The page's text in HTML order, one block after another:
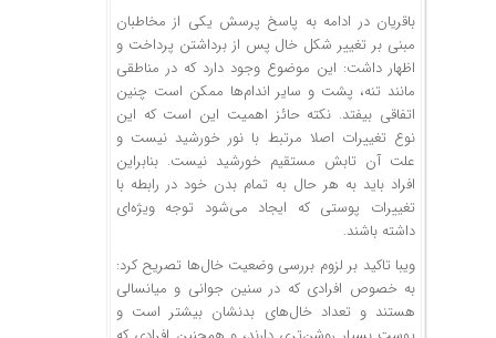
باقریان در ادامه به پاسخ پرسش یکی از مخاطبان
مبنی بر تغییر شکل خال پس از برداشتن پرداخت و
اظهار داشت: این موضوع وجود دارد که در مناطقی
مانند تنه، پشت و سایر اندام‌ها ممکن است چنین
اتفاقی بیفتد. نکته حائز اهمیت این است که این
نوع تغییرات اصلا مرتبط با نور خورشید نیست و
علت آن تابش مستقیم خورشید نیست. بنابراین
افراد باید به هر حال به تمام بدن خود در رابطه با
تغییرات پوستی که ایجاد می‌شود توجه ویژه‌ای
داشته باشند.
ویبا تاکید بر لزوم بررسی وضعیت خال‌ها تصریح کرد:
به خصوص افرادی که در سنین جوانی و میانسالی
هستند و تعداد خال‌های بدنشان بیشتر است و